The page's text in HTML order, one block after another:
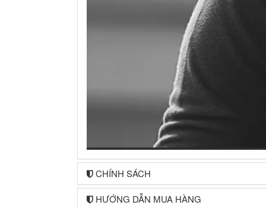
CHÍNH SÁCH
HƯỚNG DẪN MUA HÀNG